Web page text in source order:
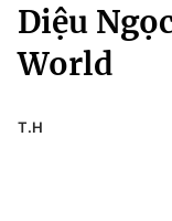
Chính trị
Xã hội
Pháp luật
Truyền hình
Văn hóa -
Diệu
World
T.H